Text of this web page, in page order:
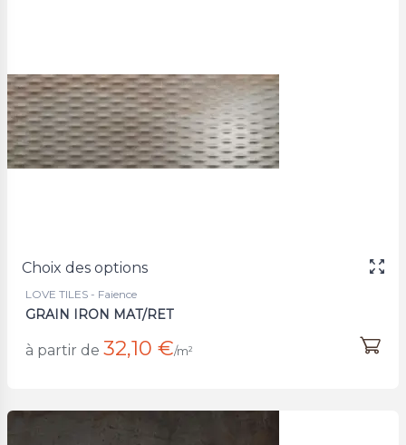
Choix des options
LOVE TILES - Faience
GRAIN IRON MAT/RET
à partir de 32,10 €/m²